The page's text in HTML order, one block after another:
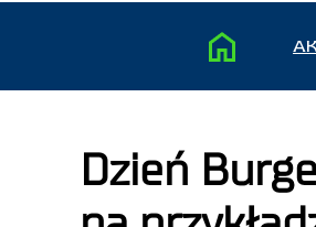
Dzień